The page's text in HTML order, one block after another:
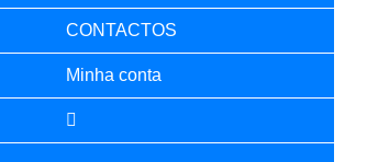
CONTACTOS
Minha conta